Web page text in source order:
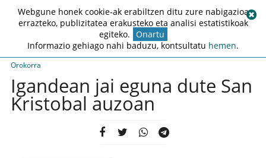
Orokorra
Igandean jai eguna dute San
Kristobal auzoan
Webgune honek cookie-ak erabiltzen ditu zure nabigazioa
errazteko, publizitatea erakusteko eta analisi estatistikoak
egiteko. Onartu
Informazio gehiago nahi baduzu, kontsultatu hemen.